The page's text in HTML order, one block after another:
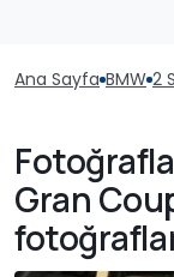
Ana Sayfa BMW 2
Gran